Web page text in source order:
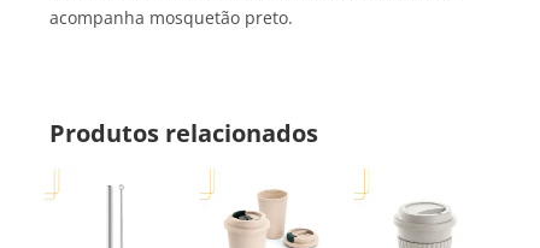
acompanha mosquetão preto.
Produtos relacionados